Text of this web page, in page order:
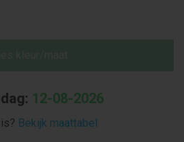
12-08-2026
Bekijk maattabel